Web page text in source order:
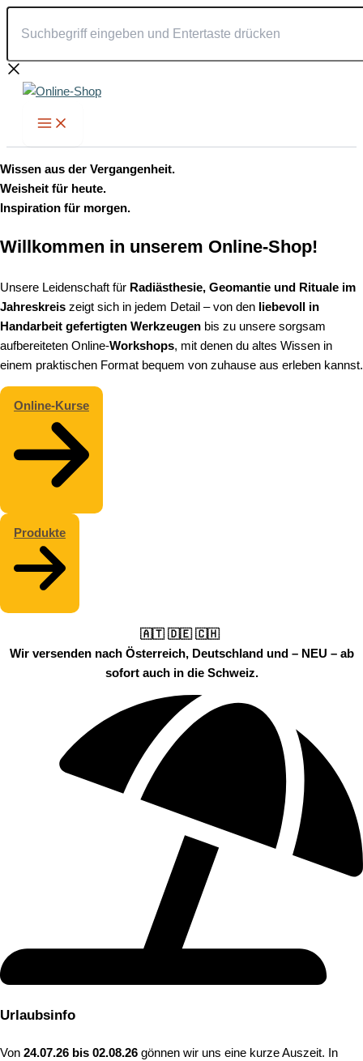
Inhalt
Suchbegriff
eingeben
Entertaste
drücken
Wissen aus der Vergangenheit.
Weisheit für heute.
Inspiration für morgen.
Willkommen in unserem Online-Shop!
Unsere Leidenschaft für Radiästhesie, Geomantie und Rituale im
Jahreskreis zeigt sich in jedem Detail – von den liebevoll in
Handarbeit gefertigten Werkzeugen bis zu unsere sorgsam
aufbereiteten Online-Workshops, mit denen du altes Wissen in
einem praktischen Format bequem von zuhause aus erleben kannst.
Online-Kurse
Produkte
🇦🇹 🇩🇪 🇨🇭
Wir versenden nach Österreich, Deutschland und – NEU – ab
sofort auch in die Schweiz.
Urlaubsinfo
Von 24.07.26 bis 02.08.26 gönnen wir uns eine kurze Auszeit. In